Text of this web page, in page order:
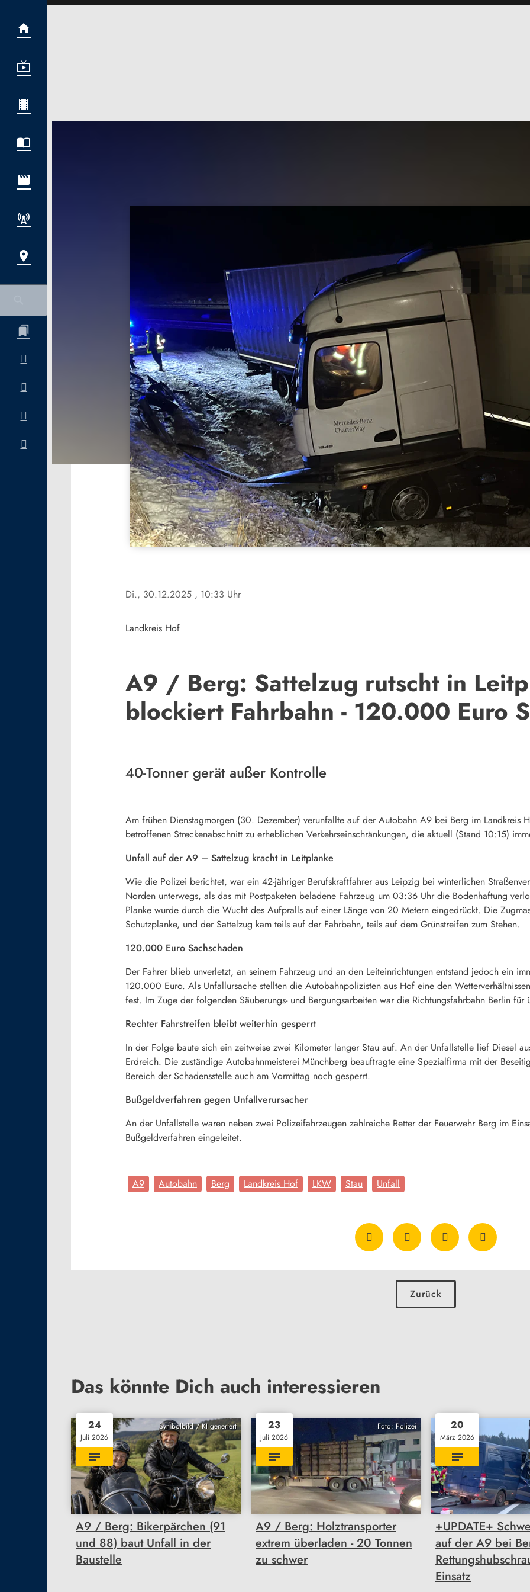
Di., 30.12.2025 , 10:33 Uhr
Landkreis Hof
A9 / Berg: Sattelzug rutscht in
blockiert Fahrbahn - 120.000 Euro
40-Tonner gerät außer Kontrolle
Am frühen Dienstagmorgen (30. Dezember) verunfallte auf der Autobahn A9 bei Berg im Landkreis
betroffenen Streckenabschnitt zu erheblichen Verkehrseinschränkungen, die aktuell (Stand 10:15)
Unfall auf der A9 – Sattelzug kracht in Leitplanke
Wie die Polizei berichtet, war ein 42-jähriger Berufskraftfahrer aus Leipzig bei winterlichen
Norden unterwegs, als das mit Postpaketen beladene Fahrzeug um 03:36 Uhr die Bodenhaftung
Planke wurde durch die Wucht des Aufpralls auf einer Länge von 20 Metern eingedrückt. Die
Schutzplanke, und der Sattelzug kam teils auf der Fahrbahn, teils auf dem Grünstreifen zum Stehen.
120.000 Euro Sachschaden
Der Fahrer blieb unverletzt, an seinem Fahrzeug und an den Leiteinrichtungen entstand jedoch ein
120.000 Euro. Als Unfallursache stellten die Autobahnpolizisten aus Hof eine den
fest. Im Zuge der folgenden Säuberungs- und Bergungsarbeiten war die Richtungsfahrbahn Berlin
Rechter Fahrstreifen bleibt weiterhin gesperrt
In der Folge baute sich ein zeitweise zwei Kilometer langer Stau auf. An der Unfallstelle lief Diesel
Erdreich. Die zuständige Autobahnmeisterei Münchberg beauftragte eine Spezialfirma mit der
Bereich der Schadensstelle auch am Vormittag noch gesperrt.
Bußgeldverfahren gegen Unfallverursacher
An der Unfallstelle waren neben zwei Polizeifahrzeugen zahlreiche Retter der Feuerwehr Berg im
Bußgeldverfahren eingeleitet.
A9 Autobahn Berg Landkreis Hof LKW Stau Unfall
Zurück
Das könnte Dich auch interessieren
Symbolbild / KI generiert
24
Juli 2026
A9 / Berg: Bikerpärchen (91
und 88) baut Unfall in der
Baustelle
Foto: Polizei
23
Juli 2026
A9 / Berg: Holztransporter
extrem überladen - 20 Tonnen
zu schwer
20
März 2026
+UPDATE+
auf der A9 bei
Einsatz